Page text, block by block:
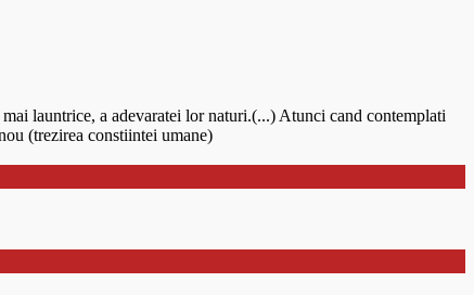
launtrice, a adevaratei lor naturi.(...) Atunci cand contemplati
(trezirea constiintei umane)